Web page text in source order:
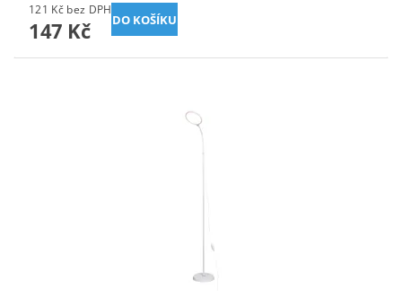
121 Kč bez DPH
147 Kč